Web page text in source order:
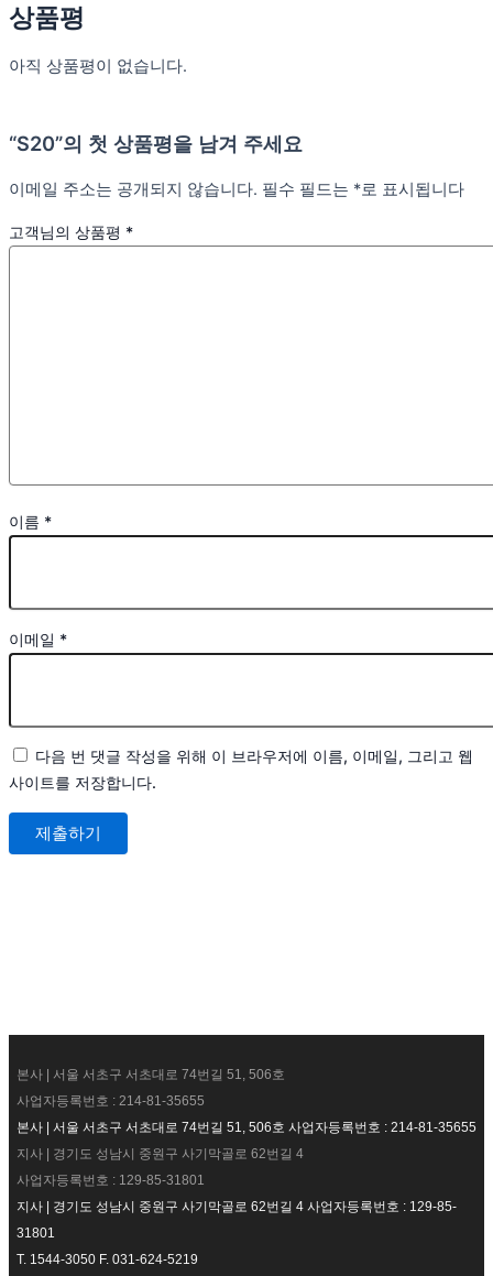
상품평
아직 상품평이 없습니다.
“S20”의 첫 상품평을 남겨 주세요
이메일 주소는 공개되지 않습니다. 필수 필드는 *로 표시됩니다
고객님의 상품평 *
이름 *
이메일 *
다음 번 댓글 작성을 위해 이 브라우저에 이름, 이메일, 그리고 웹
사이트를 저장합니다.
본사 | 서울 서초구 서초대로 74번길 51, 506호
사업자등록번호 : 214-81-35655
본사 | 서울 서초구 서초대로 74번길 51, 506호 사업자등록번호 : 214-81-35655
지사 | 경기도 성남시 중원구 사기막골로 62번길 4
사업자등록번호 : 129-85-31801
지사 | 경기도 성남시 중원구 사기막골로 62번길 4 사업자등록번호 : 129-85-
31801
T. 1544-3050 F. 031-624-5219